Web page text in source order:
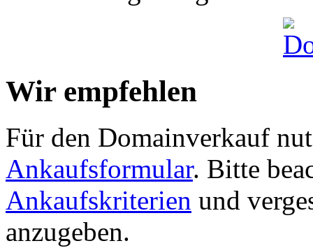
Wir empfehlen
Für den Domainverkauf
Ankaufsformular. Bitte
Ankaufskriterien und
anzugeben.